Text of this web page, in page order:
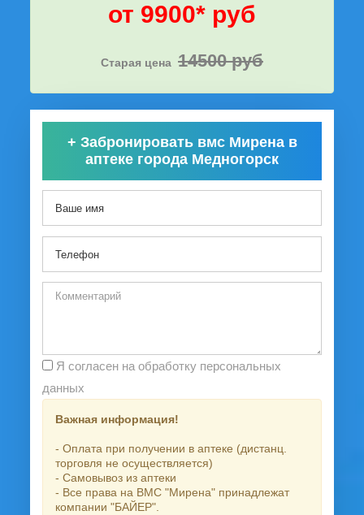
от 9900* руб
Старая цена 14500 руб
+ Забронировать вмс Мирена в
аптеке города Медногорск
данных
Важная информация!
- Оплата при получении в аптеке (дистанц.
торговля не осуществляется)
- Самовывоз из аптеки
- Все права на ВМС "Мирена" принадлежат
компании "БАЙЕР".